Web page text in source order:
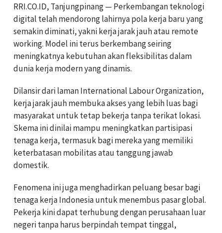
RRI.CO.ID, Tanjungpinang — Perkembangan teknologi
digital telah mendorong lahirnya pola kerja baru yang
semakin diminati, yakni kerja jarak jauh atau remote
working. Model ini terus berkembang seiring
meningkatnya kebutuhan akan fleksibilitas dalam
dunia kerja modern yang dinamis.
Dilansir dari laman International Labour Organization,
kerja jarak jauh membuka akses yang lebih luas bagi
masyarakat untuk tetap bekerja tanpa terikat lokasi.
Skema ini dinilai mampu meningkatkan partisipasi
tenaga kerja, termasuk bagi mereka yang memiliki
keterbatasan mobilitas atau tanggung jawab
domestik.
Fenomena ini juga menghadirkan peluang besar bagi
tenaga kerja Indonesia untuk menembus pasar global.
Pekerja kini dapat terhubung dengan perusahaan luar
negeri tanpa harus berpindah tempat tinggal,